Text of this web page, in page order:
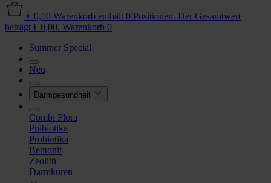
€ 0,00 Warenkorb enthält 0 Positionen. Der Gesamtwert
beträgt € 0,00. Warenkorb 0
Summer Special
Neu
Darmgesundheit
Combi Flora
Präbiotika
Probiotika
Bentonit
Zeolith
Darmkuren